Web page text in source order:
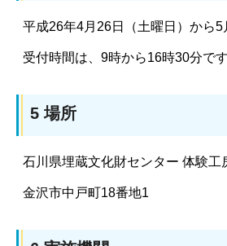
平成26年4月26日（土曜日）から5
受付時間は、9時から16時30分です
5 場所
石川県埋蔵文化財センター 体験工
金沢市中戸町18番地1